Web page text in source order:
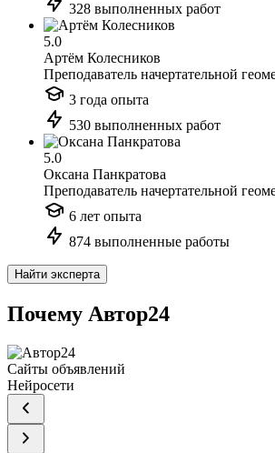
328 выполненных работ
5.0
Артём Колесников
Преподаватель начертательной
3 года опыта
530 выполненных работ
5.0
Оксана Панкратова
Преподаватель начертательной
6 лет опыта
874 выполненные работы
Найти эксперта
Почему Автор24
Сайты объявлений
Нейросети